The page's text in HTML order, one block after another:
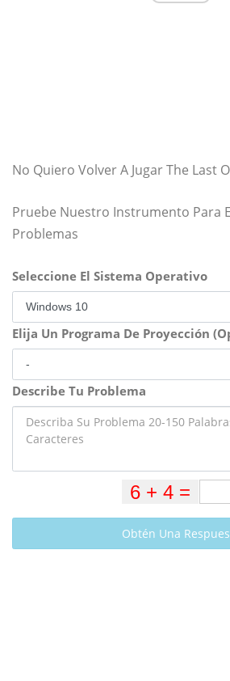
No Quiero Volver A Jugar The Last
Pruebe Nuestro Instrumento Para
Problemas
Seleccione El Sistema Operativo
Elija Un Programa De Proyección
Describe Tu Problema
Obtén Una